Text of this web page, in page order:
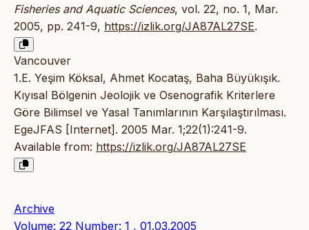
Fisheries and Aquatic Sciences, vol. 22, no. 1, Mar.
2005, pp. 241-9, https://izlik.org/JA87AL27SE.
Vancouver
1.E. Yeşim Köksal, Ahmet Kocataş, Baha Büyükışık.
Kıyısal Bölgenin Jeolojik ve Osenografik Kriterlere
Göre Bilimsel ve Yasal Tanımlarının Karşılaştırılması.
EgeJFAS [Internet]. 2005 Mar. 1;22(1):241-9.
Available from: https://izlik.org/JA87AL27SE
Archive
Volume: 22 Number: 1 , 01.03.2005